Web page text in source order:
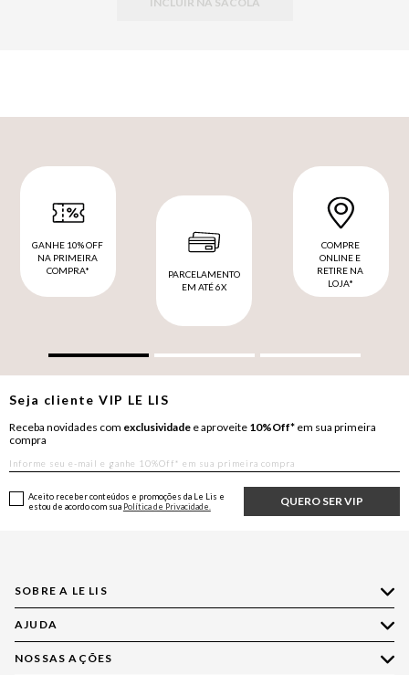
GANHE 10% OFF
NA PRIMEIRA
COMPRA*
PARCELAMENTO
EM ATÉ 6X
COMPRE
ONLINE E
RETIRE NA
LOJA*
Seja clienteVIP LE LIS
Receba novidades com exclusividade e aproveite 10%Off* em sua primeira
compra
QUERO SER VIP
Aceito receber conteúdos e promoções da Le Lis e
estou de acordo com sua Política de Privacidade.
SOBRE A LE LIS
Quem Somos
Nossas Lojas
AJUDA
Compre pelo WhatsApp
NOSSAS AÇÕES